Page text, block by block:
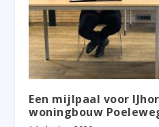
Een mijlpaal voor
woningbouw